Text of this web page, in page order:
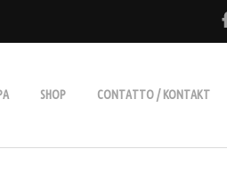
SHOP CONTATTO / KONTAKT